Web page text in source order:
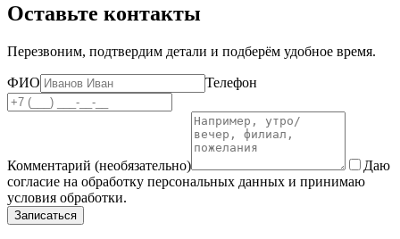
Оставьте контакты
Перезвоним, подтвердим детали и подберём удобное время.
ФИО Телефон
Комментарий (необязательно)
Даю
согласие на обработку персональных данных и принимаю
условия обработки.
Записаться